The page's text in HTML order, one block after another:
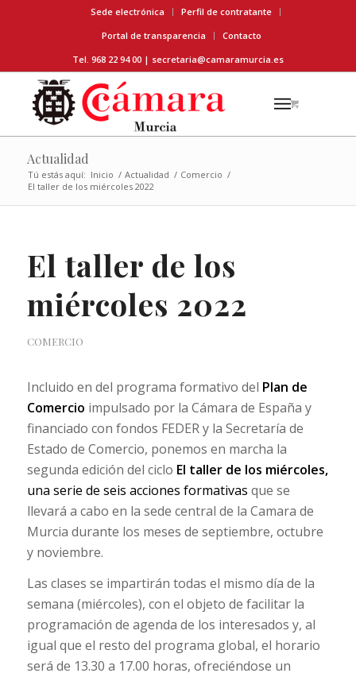
Sede electrónica
Perfil de contratante
Portal de transparencia
Contacto
Tel. 968 22 94 00 | secretaria@camaramurcia.es
Actualidad
Tú estás aquí: Inicio / Actualidad / Comercio /
El taller de los miércoles 2022
El taller de los
miércoles 2022
COMERCIO
Incluido en del programa formativo del Plan de
Comercio impulsado por la Cámara de España y
financiado con fondos FEDER y la Secretaría de
Estado de Comercio, ponemos en marcha la
segunda edición del ciclo El taller de los miércoles,
una serie de seis acciones formativas que se
llevará a cabo en la sede central de la Camara de
Murcia durante los meses de septiembre, octubre
y noviembre.
Las clases se impartirán todas el mismo día de la
semana (miércoles), con el objeto de facilitar la
programación de agenda de los interesados y, al
igual que el resto del programa global, el horario
será de 13.30 a 17.00 horas, ofreciéndose un